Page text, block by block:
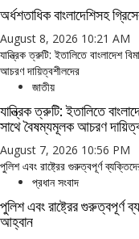
অর্ধশতাধিক বাংলাদেশিসহ
August 8, 2026 10:21 AM
যান্ত্রিক ত্রুটি: ইতালিতে বাংলাদেশ
আচরণ দায়িত্বশীলদের
জাতীয়
যান্ত্রিক ত্রুটি: ইতালিতে
সাথে বৈষম্যমূলক আচরণ
August 7, 2026 10:56 PM
পুলিশ এবং রাষ্ট্রের গুরুত্বপূর্ণ
প্রধান সংবাদ
পুলিশ এবং রাষ্ট্রের গুরুত্বপূর্ণ
আহ্বান